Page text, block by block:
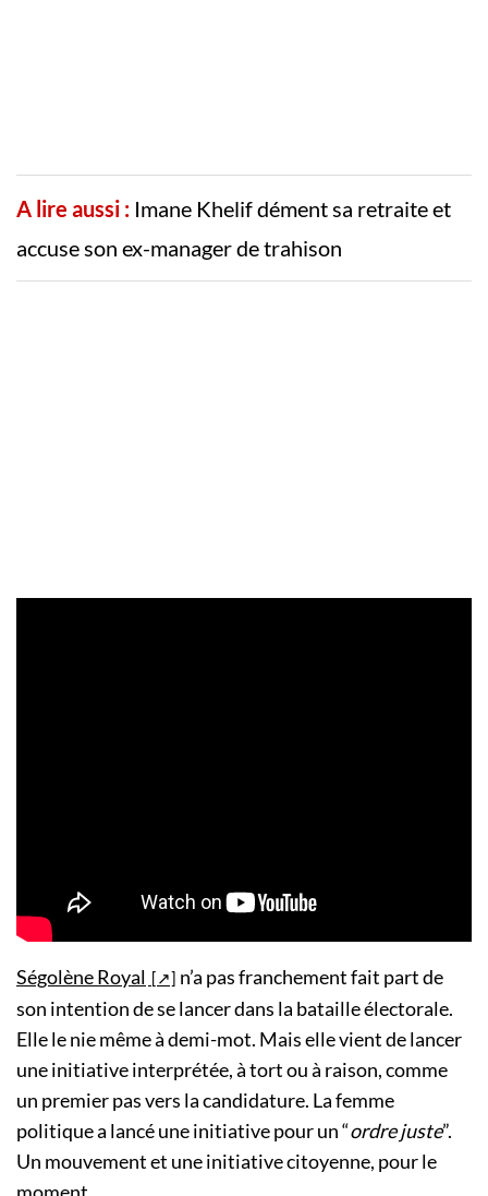
A lire aussi : Imane Khelif dément sa retraite et
accuse son ex-manager de trahison
Ségolène Royal
n’a pas franchement fait part de
son intention de se lancer dans la bataille électorale.
Elle le nie même à demi-mot. Mais elle vient de lancer
une initiative interprétée, à tort ou à raison, comme
un premier pas vers la candidature. La femme
politique a lancé une initiative pour un “ordre juste”.
Un mouvement et une initiative citoyenne, pour le